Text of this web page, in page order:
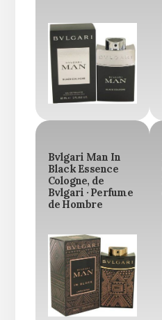
Bvlgari Man In
Black Essence
Cologne, de
Bvlgari · Perfume
de Hombre